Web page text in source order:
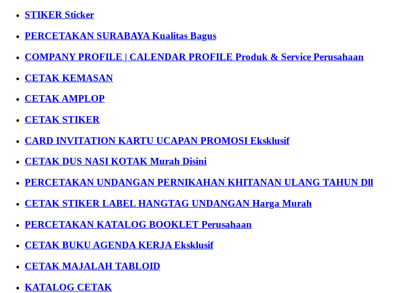
STIKER Sticker
PERCETAKAN SURABAYA Kualitas Bagus
COMPANY PROFILE | CALENDAR PROFILE Produk & Service Perusahaan
CETAK KEMASAN
CETAK AMPLOP
CETAK STIKER
CARD INVITATION KARTU UCAPAN PROMOSI Eksklusif
CETAK DUS NASI KOTAK Murah Disini
PERCETAKAN UNDANGAN PERNIKAHAN KHITANAN ULANG TAHUN Dll
CETAK STIKER LABEL HANGTAG UNDANGAN Harga Murah
PERCETAKAN KATALOG BOOKLET Perusahaan
CETAK BUKU AGENDA KERJA Eksklusif
CETAK MAJALAH TABLOID
KATALOG CETAK